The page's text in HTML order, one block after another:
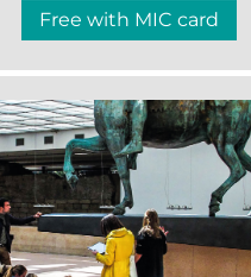
Free with MIC card